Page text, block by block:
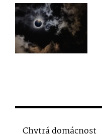
Chytrá domácnost